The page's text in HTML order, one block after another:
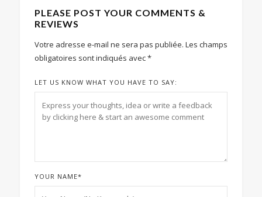
PLEASE POST YOUR COMMENTS &
REVIEWS
Votre adresse e-mail ne sera pas publiée. Les champs
obligatoires sont indiqués avec*
LET US KNOW WHAT YOU HAVE TO SAY:
YOUR NAME*